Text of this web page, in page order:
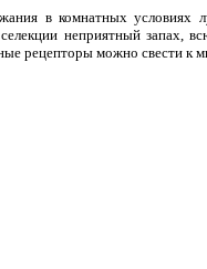
в комнатных условиях
селекции неприятный запах,
рецепторы можно свести к